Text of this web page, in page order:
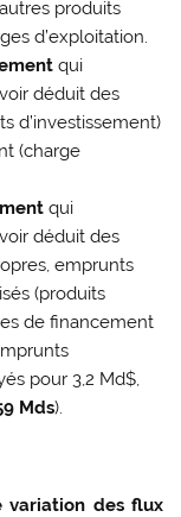
produits
d’exploitation.
qui
déduit des
d’investissement)
(charge
qui
déduit des
emprunts
(produits
de financement
pour 3,2 Md$,
Mds).
variation des flux